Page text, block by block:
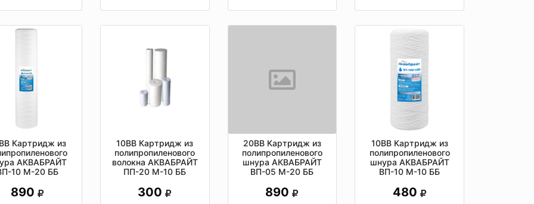
Картридж из
АКВАБРАЙТ
10 М-20 ББ
890
10ВВ Картридж из
полипропиленового
волокна АКВАБРАЙТ
ПП-20 М-10 ББ
300
20ВВ Картридж из
полипропиленового
шнура АКВАБРАЙТ
ВП-05 М-20 ББ
890
10ВВ Картридж из
полипропиленового
шнура АКВАБРАЙТ
ВП-10 М-10 ББ
480